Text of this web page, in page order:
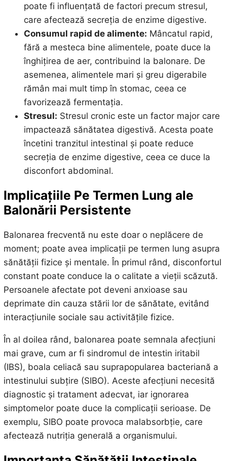
poate fi influențată de factori precum stresul,
care afectează secreția de enzime digestive.
Consumul rapid de alimente: Mâncatul rapid,
fără a mesteca bine alimentele, poate duce la
înghițirea de aer, contribuind la balonare. De
asemenea, alimentele mari și greu digerabile
rămân mai mult timp în stomac, ceea ce
favorizează fermentația.
Stresul: Stresul cronic este un factor major care
impactează sănătatea digestivă. Acesta poate
încetini tranzitul intestinal și poate reduce
secreția de enzime digestive, ceea ce duce la
disconfort abdominal.
Implicațiile Pe Termen Lung ale
Balonării Persistente
Balonarea frecventă nu este doar o neplăcere de
moment; poate avea implicații pe termen lung asupra
sănătății fizice și mentale. În primul rând, disconfortul
constant poate conduce la o calitate a vieții scăzută.
Persoanele afectate pot deveni anxioase sau
deprimate din cauza stării lor de sănătate, evitând
interacțiunile sociale sau activitățile fizice.
În al doilea rând, balonarea poate semnala afecțiuni
mai grave, cum ar fi sindromul de intestin iritabil
(IBS), boala celiacă sau suprapopularea bacteriană a
intestinului subțire (SIBO). Aceste afecțiuni necesită
diagnostic și tratament adecvat, iar ignorarea
simptomelor poate duce la complicații serioase. De
exemplu, SIBO poate provoca malabsorbție, care
afectează nutriția generală a organismului.